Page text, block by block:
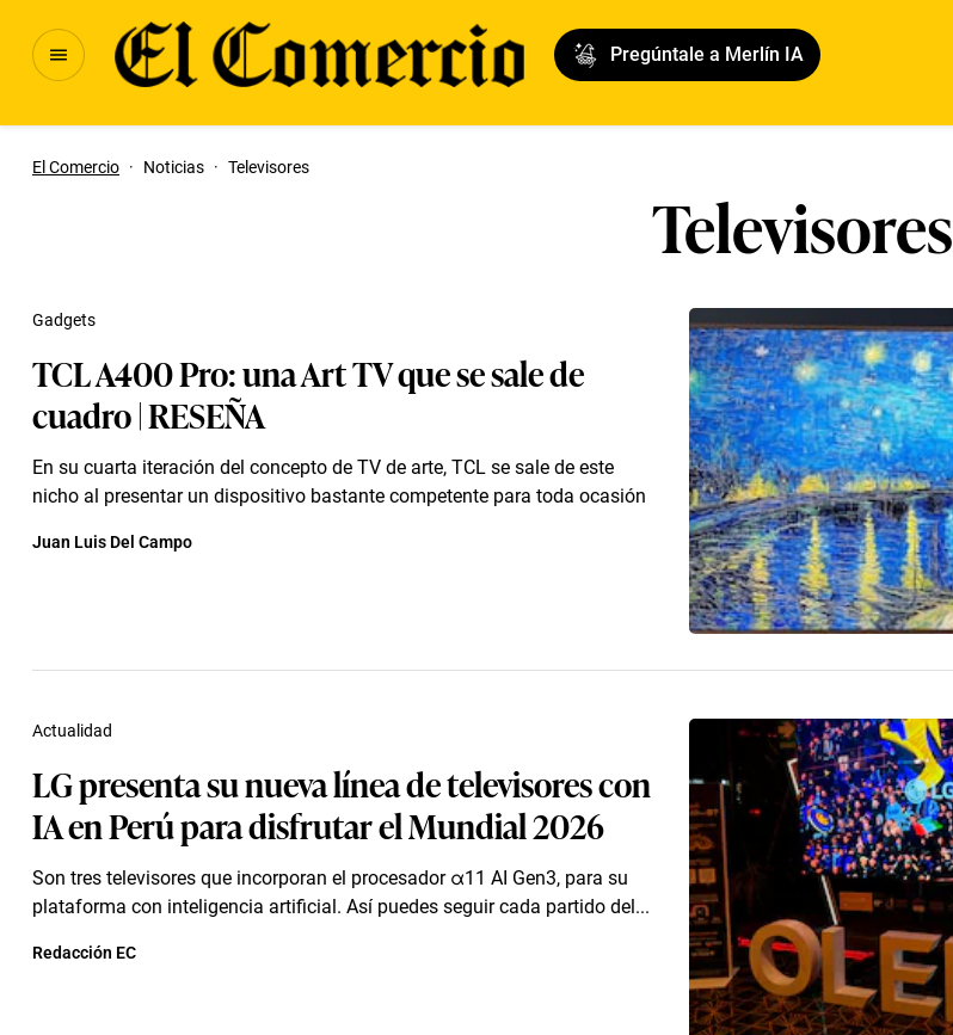
Pregúntale a Merlín IA
El Comercio · Noticias · Televisores
Televisores
TCL A400 Pro: una Art TV que se sale de
cuadro | RESEÑA
En su cuarta iteración del concepto de TV de arte, TCL se sale de este
nicho al presentar un dispositivo bastante competente para toda ocasión
Gadgets
Juan Luis Del Campo
LG presenta su nueva línea de televisores con
IA en Perú para disfrutar el Mundial 2026
Son tres televisores que incorporan el procesador α11 AI Gen3, para su
plataforma con inteligencia artificial. Así puedes seguir cada partido del...
Actualidad
Redacción EC